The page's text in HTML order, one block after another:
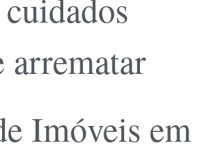
arrematar
Imóveis em